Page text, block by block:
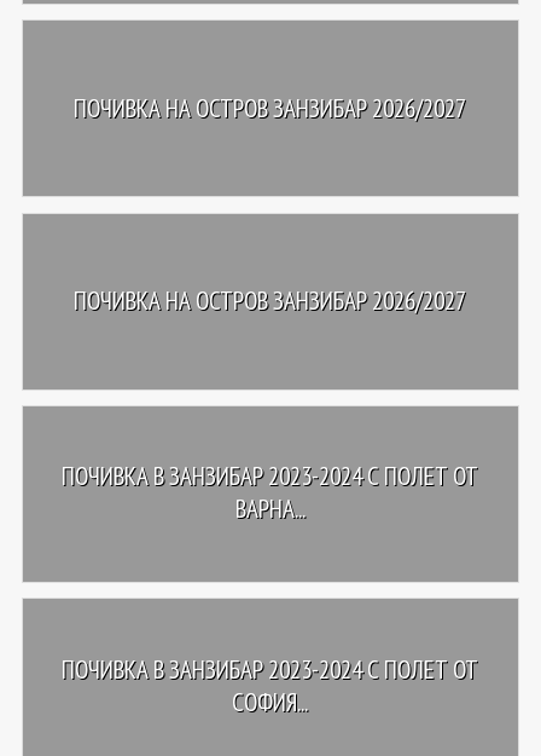
ПОЧИВКА НА ОСТРОВ ЗАНЗИБАР 2026/2027
ПОЧИВКА НА ОСТРОВ ЗАНЗИБАР 2026/2027
ПОЧИВКА В ЗАНЗИБАР 2023-2024 С ПОЛЕТ ОТ
ВАРНА...
ПОЧИВКА В ЗАНЗИБАР 2023-2024 С ПОЛЕТ ОТ
СОФИЯ...